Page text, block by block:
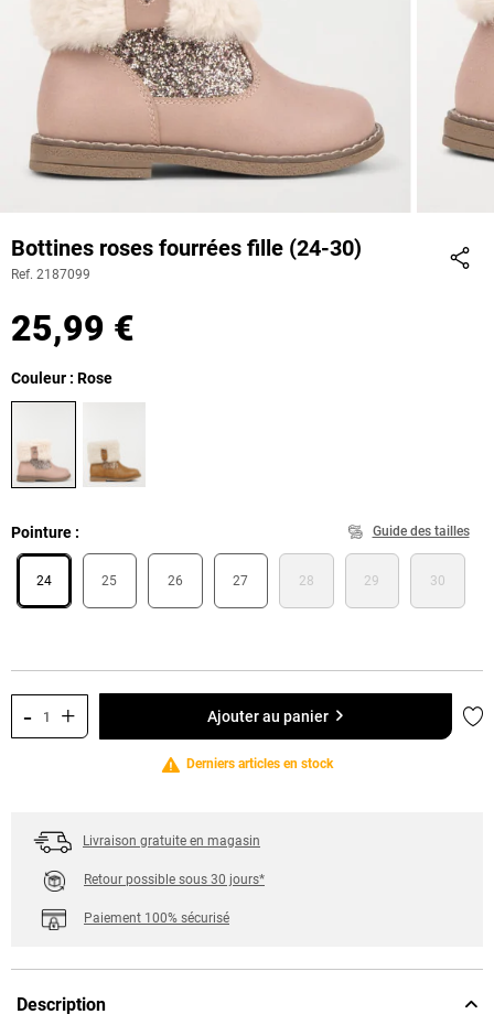
Bottines roses fourrées fille (24-30)
Ref. 2187099
25,99 €
Couleur : Rose
Pointure Guide des tailles
24 25 26 27 28 29 30
- + Ajouter au panier
Derniers articles en stock
Livraison gratuite en magasin
Retour possible sous 30 jours*
Paiement 100% sécurisé
Description